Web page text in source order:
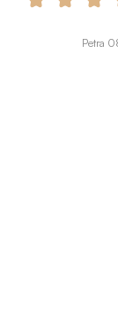
Petra